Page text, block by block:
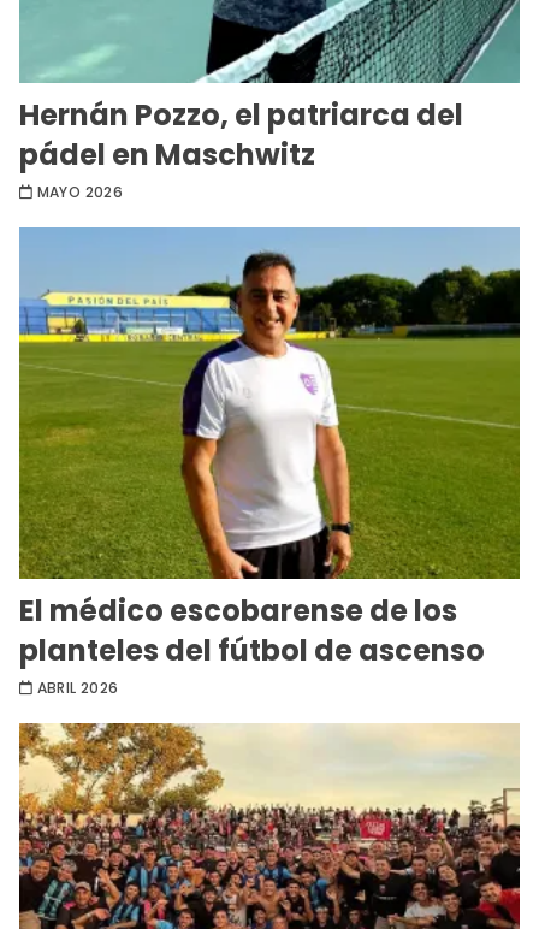
Hernán Pozzo, el patriarca del
pádel en Maschwitz
MAYO 2026
El médico escobarense de los
planteles del fútbol de ascenso
ABRIL 2026